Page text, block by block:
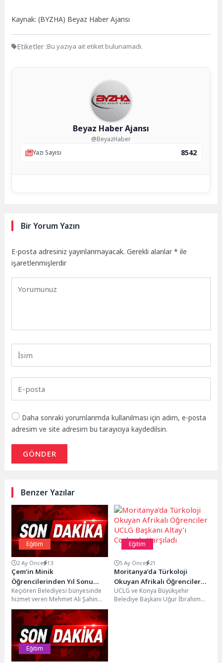
Kaynak: (BYZHA) Beyaz Haber Ajansı
Etiketler :Bu yazıya ait etiket bulunamadı.
Beyaz Haber Ajansı
@BeyazHaber
Yazı Sayısı
8542
Bir Yorum Yazın
E-posta adresiniz yayınlanmayacak. Gerekli alanlar* ile
işaretlenmişlerdir
Daha sonraki yorumlarımda kullanılması için adım, e-posta
adresim ve site adresim bu tarayıcıya kaydedilsin.
GÖNDER
Benzer Yazılar
Eğitim
2 Ay Önce 13
Çem’in Minik
Öğrencilerinden Yıl Sonu
Gösterisi
Keçiören Belediyesi bünyesinde
hizmet veren Mehmet Ali Şahin
Çocuk Eğitim Merkezi (ÇEM)
öğrencileri, yıl boyunca...
Eğitim
5 Ay Önce 21
Moritanya’da Türkoloji
Okuyan Afrikalı Öğrenciler
UCLG Başkanı Altay’ı
Coşkuyla Karşıladı
UCLG ve Konya Büyükşehir
Belediye Başkanı Uğur İbrahim
Eğitim